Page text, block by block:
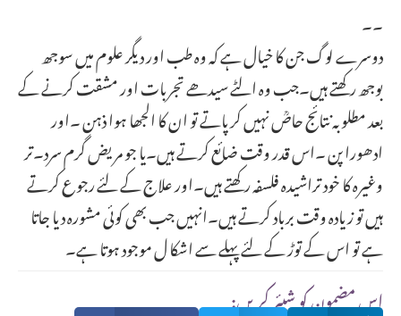
۔۔
دوسرے لوگ جن کا خیال ہے کہ وہ طب اور دیگر علوم میں سوجھ
بوجھ رکھتے ہیں۔جب وہ الٹے سیدھے تجربات اور مشقت کرنے کے
بعد مطلوبہ نتائج حاصؒ نہیں کر پاتے تو ان کا الجھا ہوا ذہن ۔اور
ادھورا پن ۔اس قدر وقت ضائع کرتے ہیں۔یا جو مریض گرم سرد۔تر
وغیرہ کا خود تراشیدہ فلسفہ رکھتے ہیں۔اور علاج کے لئے رجوع کرتے
ہیں تو زیادہ وقت برباد کرتے ہیں۔انہیں جب بھی کوئی مشورہ دیا جاتا
ہے تو اس کے توڑ کے لئے پہلے سے اشکا ل موجود ہوتا ہے۔
:اس مضمون کو شیئر کریں